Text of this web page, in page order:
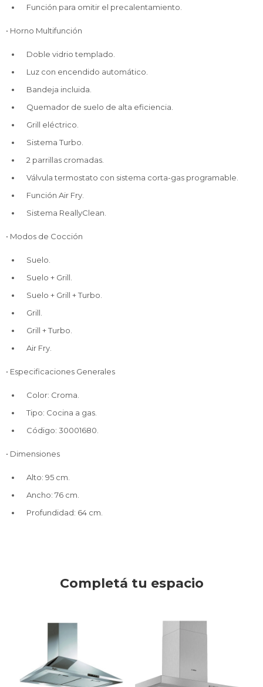
Función para omitir el precalentamiento.
• Horno Multifunción
Doble vidrio templado.
Luz con encendido automático.
Bandeja incluida.
Quemador de suelo de alta eficiencia.
Grill eléctrico.
Sistema Turbo.
2 parrillas cromadas.
Válvula termostato con sistema corta-gas programable.
Función Air Fry.
Sistema ReallyClean.
• Modos de Cocción
Suelo.
Suelo + Grill.
Suelo + Grill + Turbo.
Grill.
Grill + Turbo.
Air Fry.
• Especificaciones Generales
Color: Croma.
Tipo: Cocina a gas.
Código: 30001680.
• Dimensiones
Alto: 95 cm.
Ancho: 76 cm.
Profundidad: 64 cm.
Completá tu espacio